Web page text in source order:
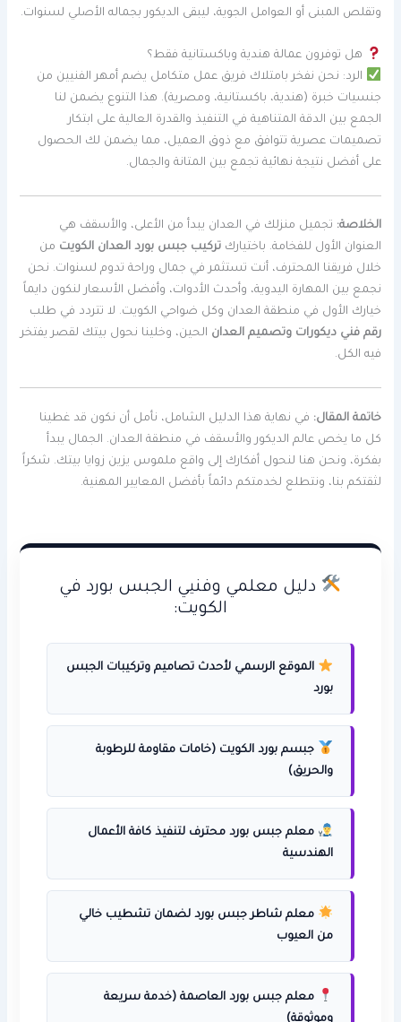
وتقلص المبنى أو العوامل الجوية، ليبقى الديكور بجماله الأصلي لسنوات.
هل توفرون عمالة هندية وباكستانية فقط؟
الرد: نحن نفخر بامتلاك فريق عمل متكامل يضم أمهر الفنيين من
جنسيات خبرة (هندية، باكستانية، ومصرية). هذا التنوع يضمن لنا
الجمع بين الدقة المتناهية في التنفيذ والقدرة العالية على ابتكار
تصميمات عصرية تتوافق مع ذوق العميل، مما يضمن لك الحصول
على أفضل نتيجة نهائية تجمع بين المتانة والجمال.
الخلاصة: تجميل منزلك في العدان يبدأ من الأعلى، والأسقف هي
العنوان الأول للفخامة. باختياركتركيب جبس بورد العدان الكويت من
خلال فريقنا المحترف، أنت تستثمر في جمال وراحة تدوم لسنوات. نحن
نجمع بين المهارة اليدوية، وأحدث الأدوات، وأفضل الأسعار لنكون دايماً
خيارك الأول في منطقة العدان وكل ضواحي الكويت. لا تتردد في طلب
رقم فني ديكورات وتصميم العدان الحين، وخلينا نحول بيتك لقصر يفتخر
فيه الكل.
خاتمة المقال: في نهاية هذا الدليل الشامل، نأمل أن نكون قد غطينا
كل ما يخص عالم الديكور والأسقف في منطقة العدان. الجمال يبدأ
بفكرة، ونحن هنا لنحول أفكارك إلى واقع ملموس يزين زوايا بيتك. شكراً
لثقتكم بنا، ونتطلع لخدمتكم دائماً بأفضل المعايير المهنية.
دليل معلمي وفنيي الجبس بورد في
الكويت:
الموقع الرسمي لأحدث تصاميم وتركيبات الجبس
بورد
جبسم بورد الكويت (خامات مقاومة للرطوبة
والحريق)
معلم جبس بورد محترف لتنفيذ كافة الأعمال
الهندسية
معلم شاطر جبس بورد لضمان تشطيب خالي
من العيوب
معلم جبس بورد العاصمة (خدمة سريعة
وموثوقة)